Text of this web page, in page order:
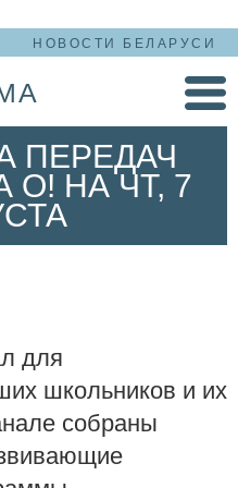
НОВОСТИ БЕЛАРУСИ
ПЕРЕДАЧ
О! НА ЧТ, 7
для
школьников и их
собраны